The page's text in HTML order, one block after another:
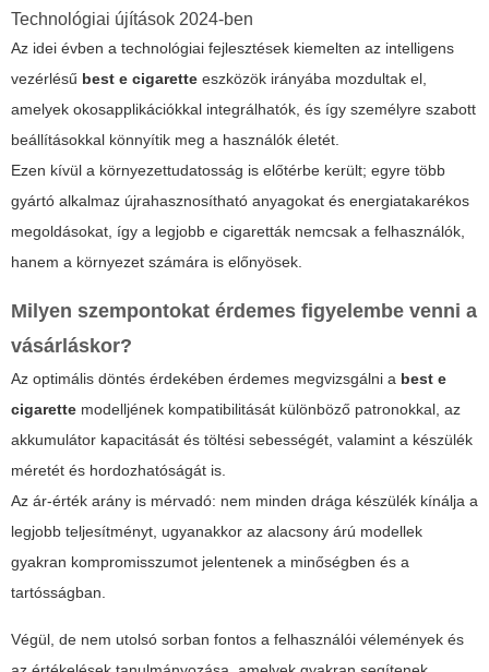
Technológiai újítások 2024-ben
Az idei évben a technológiai fejlesztések kiemelten az intelligens
vezérlésű best e cigarette eszközök irányába mozdultak el,
amelyek okosapplikációkkal integrálhatók, és így személyre szabott
beállításokkal könnyítik meg a használók életét.
Ezen kívül a környezettudatosság is előtérbe került; egyre több
gyártó alkalmaz újrahasznosítható anyagokat és energiatakarékos
megoldásokat, így a legjobb e cigaretták nemcsak a felhasználók,
hanem a környezet számára is előnyösek.
Milyen szempontokat érdemes figyelembe venni a
vásárláskor?
Az optimális döntés érdekében érdemes megvizsgálni a best e
cigarette modelljének kompatibilitását különböző patronokkal, az
akkumulátor kapacitását és töltési sebességét, valamint a készülék
méretét és hordozhatóságát is.
Az ár-érték arány is mérvadó: nem minden drága készülék kínálja a
legjobb teljesítményt, ugyanakkor az alacsony árú modellek
gyakran kompromisszumot jelentenek a minőségben és a
tartósságban.
Végül, de nem utolsó sorban fontos a felhasználói vélemények és